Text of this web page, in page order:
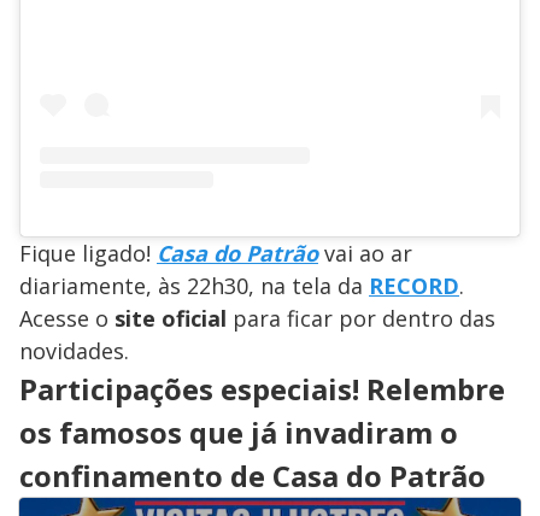
Fique ligado! Casa do Patrãovai ao ar
diariamente, às 22h30, na tela da RECORD.
Acesse o site oficial para ficar por dentro das
novidades.
Participações especiais! Relembre
os famosos que já invadiram o
confinamento de Casa do Patrão